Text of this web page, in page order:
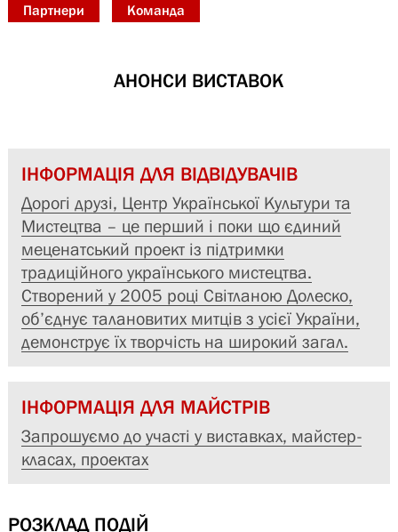
Партнери Команда
АНОНСИ ВИСТАВОК
ІНФОРМАЦІЯ ДЛЯ ВІДВІДУВАЧІВ
Дорогі друзі, Центр Української Культури та
Мистецтва – це перший і поки що єдиний
меценатський проект із підтримки
традиційного українського мистецтва.
Створений у 2005 році Світланою Долеско,
об’єднує талановитих митців з усієї України,
демонструє їх творчість на широкий загал.
ІНФОРМАЦІЯ ДЛЯ МАЙСТРІВ
Запрошуємо до участі у виставках, майстер-
класах, проектах
РОЗКЛАД ПОДІЙ